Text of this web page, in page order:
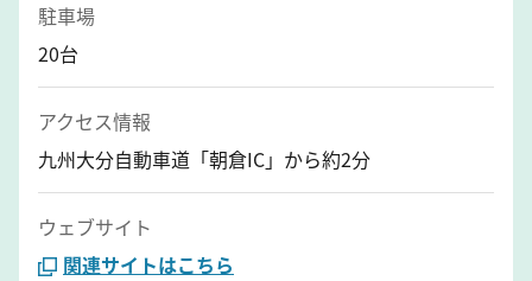
駐車場
20台
アクセス情報
九州大分自動車道「朝倉IC」から約2分
ウェブサイト
関連サイトはこちら